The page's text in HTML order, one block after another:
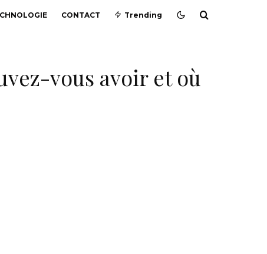
CONTACT Trending
vous avoir et où